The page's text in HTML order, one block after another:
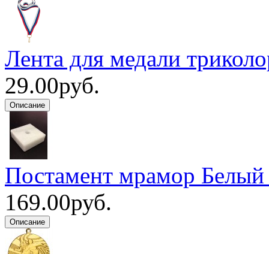
Лента для медали
29.00руб.
Постамент мрамор Белый
169.00руб.